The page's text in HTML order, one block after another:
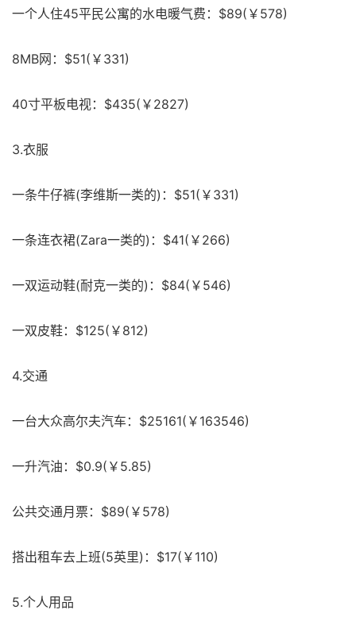
一个人住45平民公寓的水电暖气费：$89(￥578)
8MB网：$51(￥331)
40寸平板电视：$435(￥2827)
3.衣服
一条牛仔裤(李维斯一类的)：$51(￥331)
一条连衣裙(Zara一类的)：$41(￥266)
一双运动鞋(耐克一类的)：$84(￥546)
一双皮鞋：$125(￥812)
4.交通
一台大众高尔夫汽车：$25161(￥163546)
一升汽油：$0.9(￥5.85)
公共交通月票：$89(￥578)
搭出租车去上班(5英里)：$17(￥110)
5.个人用品